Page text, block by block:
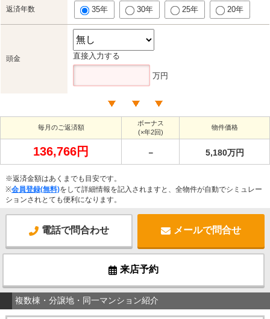
返済年数 35年 30年 25年 20年
頭金 直接入力する
万円
毎月のご返済額
ボーナス
(×年2回)
物件価格
136,766円 － 5,180万円
※返済金額はあくまでも目安です。
※会員登録(無料)をして詳細情報を記入されますと、全物件が自動でシミュレー
ションされとても便利になります。
電話で問合わせ メールで問合せ
来店予約
複数棟・分譲地・同一マンション紹介